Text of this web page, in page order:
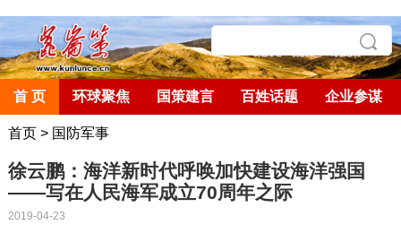
首 页 环球聚焦 国策建言 百姓话题 企业参谋
首页> 国防军事
徐云鹏：海洋新时代呼唤加快建设海洋强国
——写在人民海军成立70周年之际
2019-04-23